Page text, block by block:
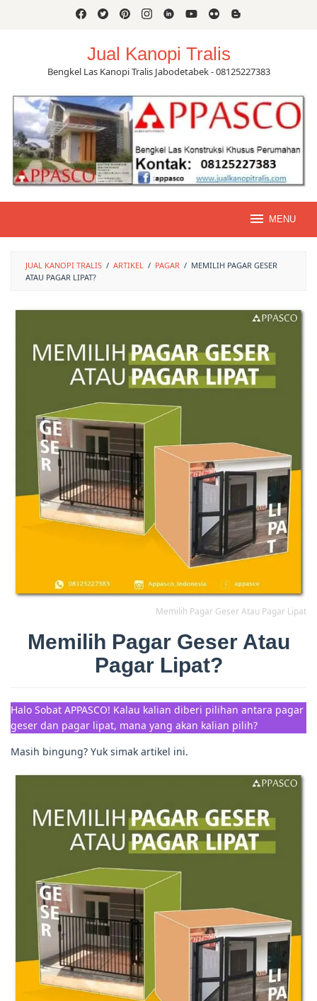
Jual Kanopi Tralis
Bengkel Las Kanopi Tralis Jabodetabek - 08125227383
MENU
JUAL KANOPI TRALIS / ARTIKEL / PAGAR / MEMILIH PAGAR GESER
ATAU PAGAR LIPAT?
Memilih Pagar Geser Atau Pagar Lipat
Memilih Pagar Geser Atau
Pagar Lipat?
Halo Sobat APPASCO! Kalau kalian diberi pilihan antara pagar
geser dan pagar lipat, mana yang akan kalian pilih?
Masih bingung? Yuk simak artikel ini.